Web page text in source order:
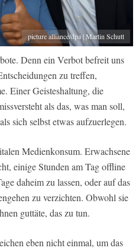
picture alliance/dpa | Martin Schutt
Denn ein Verbot befreit uns
zu treffen,
Einer Geisteshaltung, die
als das, was man soll,
sich selbst etwas aufzuerlegen.
Medienkonsum. Erwachsene
einige Stunden am Tag offline
daheim zu lassen, oder auf das
zu verzichten. Obwohl sie
guttäte, das zu tun.
eben nicht einmal, um das